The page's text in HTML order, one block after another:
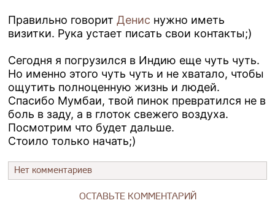
Правильно говорит Денис нужно иметь
визитки. Рука устает писать свои контакты;)
Сегодня я погрузился в Индию еще чуть чуть.
Но именно этого чуть чуть и не хватало, чтобы
ощутить полноценную жизнь и людей.
Спасибо Мумбаи, твой пинок превратился не в
боль в заду, а в глоток свежего воздуха.
Посмотрим что будет дальше.
Стоило только начать;)
Нет комментариев
ОСТАВЬТЕ КОММЕНТАРИЙ